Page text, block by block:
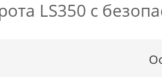
LS350 с